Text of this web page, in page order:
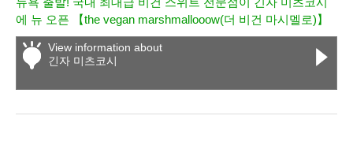
에 뉴 오픈 【the vegan marshmallooow(더 비건 마시멜로)】
View information about
긴자 미츠코시